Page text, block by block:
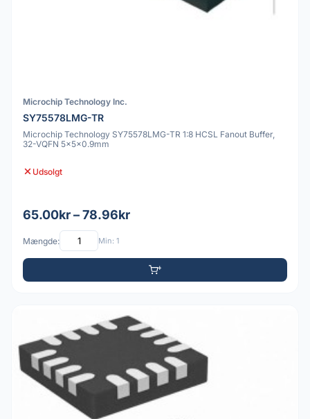
Microchip Technology Inc.
SY75578LMG-TR
Microchip Technology SY75578LMG-TR 1:8 HCSL Fanout Buffer,
32-VQFN 5x5x0.9mm
Udsolgt
65.00kr – 78.96kr
Mængde: Min: 1